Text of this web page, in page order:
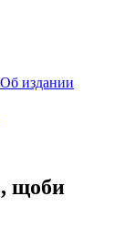
Об издании
щоби